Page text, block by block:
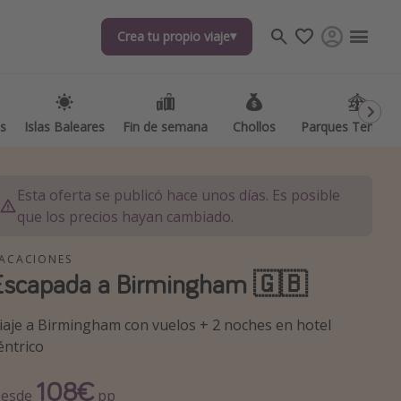
Crea tu propio viaje
Islas Baleares Fin de semana Chollos Parques
Crea tu propio viaje
Islas Baleares Fin de semana Chollos Parques
destinos
Esta oferta se publicó hace unos días. Es posible
que los precios hayan cambiado.
a Birmingham 🇬🇧
a Birmingham con vuelos + 2 noches en hotel
108€ pp